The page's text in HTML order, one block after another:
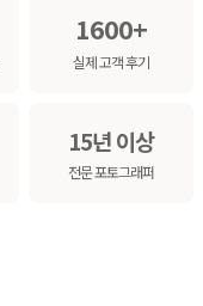
1600+
실제 고객 후기
15년 이상
전문 포토그래퍼